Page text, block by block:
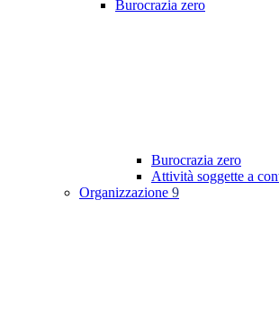
Burocrazia zero
Burocrazia zero
Attività soggette a
Organizzazione 9